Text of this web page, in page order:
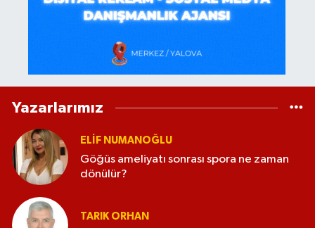
Yazarlarımız
ELİF NUMANOĞLU
Göğüs ameliyatı sonrası spora ne zaman
dönülür?
TARIK ORHAN